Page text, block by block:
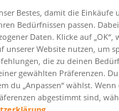
den Suchbegriff.
Bestes, damit die
Bedürfnissen passen.
Daten. Klicke auf
unserer Website nutzen, um
die zu deinen
gewählten Präferenzen.
du „Anpassen“ wählst.
abgestimmt sind,